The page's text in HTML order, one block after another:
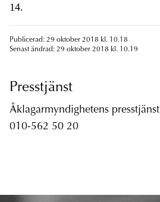
14.
Publicerad: 29 oktober 2018 kl. 10.18
Senast ändrad: 29 oktober 2018 kl. 10.19
Presstjänst
Åklagarmyndighetens presstjänst
010-562 50 20